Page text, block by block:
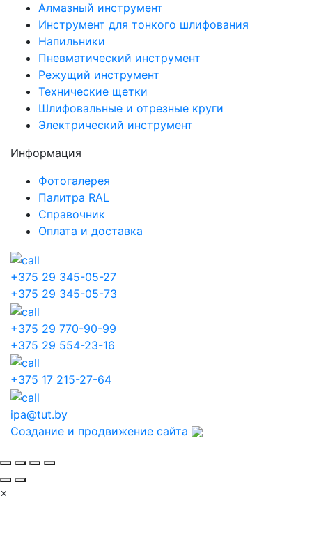
Алмазный инструмент
Инструмент для тонкого шлифования
Напильники
Пневматический инструмент
Режущий инструмент
Технические щетки
Шлифовальные и отрезные круги
Электрический инструмент
Информация
Фотогалерея
Палитра RAL
Справочник
Оплата и доставка
+375 29 345-05-27
+375 29 345-05-73
+375 29 770-90-99
+375 29 554-23-16
+375 17 215-27-64
ipa@tut.by
Создание и продвижение сайта
×